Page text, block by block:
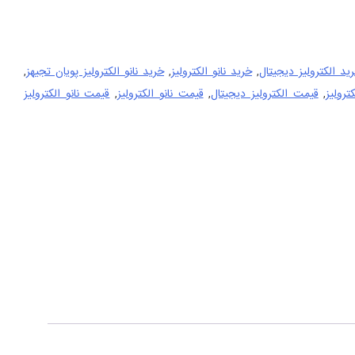
الکترولیز دیجیتال,خرید نانو الکترولیز,خرید نانو الکترولیز پویان تجیهز,
,قیمت الکترولیز دیجیتال,قیمت نانو الکترولیز,قیمت نانو الکترولیز